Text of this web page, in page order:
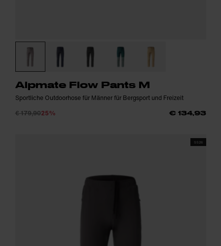
Alpmate Flow Pants M
Sportliche Outdoorhose für Männer für Bergsport und Freizeit
€ 179,9025% € 134,93
SS26